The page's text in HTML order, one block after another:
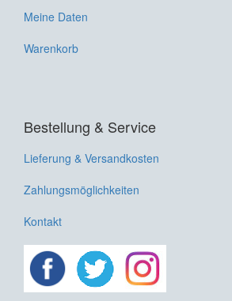
Meine Daten
Warenkorb
Bestellung & Service
Lieferung & Versandkosten
Zahlungsmöglichkeiten
Kontakt